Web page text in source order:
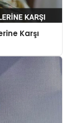
Karşı